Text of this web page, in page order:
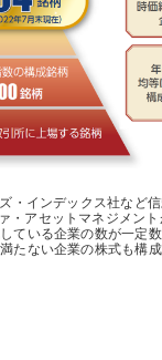
・インデックス社など
・アセットマネジメン
ている企業の数が一定数
たない企業の株式も構